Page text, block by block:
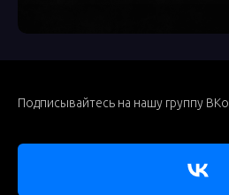
Подписывайтесь на нашу группу